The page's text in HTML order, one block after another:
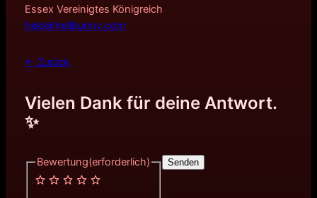
Essex Vereinigtes Königreich
help@hellbunny.com
← Zurück
Vielen Dank für deine Antwort.
✨
Bewertung(erforderlich) Senden